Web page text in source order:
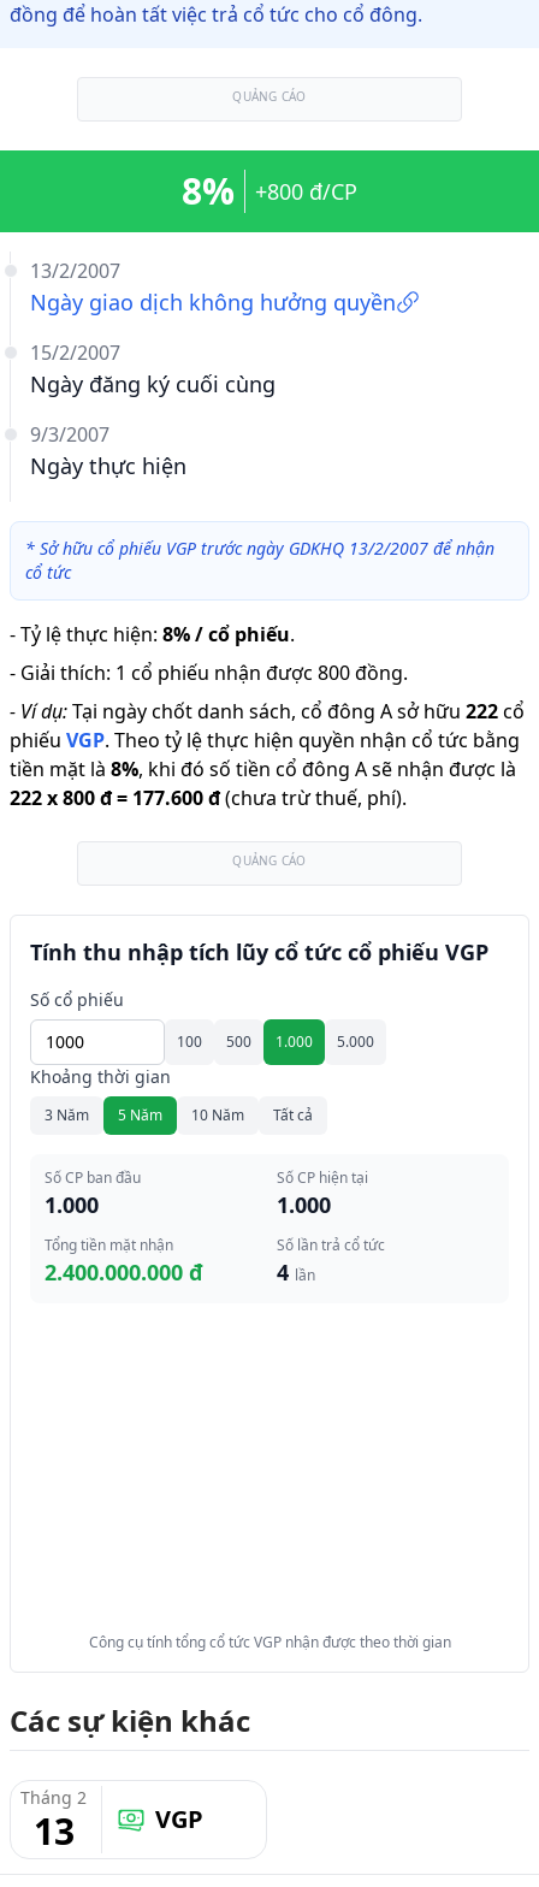
đồng để hoàn tất việc trả cổ tức cho cổ đông.
QUẢNG CÁO
13/2/2007
Ngày giao dịch không hưởng quyền
15/2/2007
Ngày đăng ký cuối cùng
9/3/2007
Ngày thực hiện
8% +800 đ/CP
* Sở hữu cổ phiếu VGP trước ngày GDKHQ 13/2/2007 để nhận
cổ tức
-Tỷ lệ thực hiện: 8% / cổ phiếu.
- Giải thích: 1 cổ phiếu nhận được 800 đồng.
- Ví dụ:Tại ngày chốt danh sách, cổ đông A sở hữu 222cổ
phiếu VGP. Theo tỷ lệ thực hiện quyền nhận cổ tức bằng
tiền mặt là 8%, khi đó số tiền cổ đông A sẽ nhận được là
222x800 đ= 177.600 đ(chưa trừ thuế, phí).
QUẢNG CÁO
Tính thu nhập tích lũy cổ tức cổ phiếu VGP
Số cổ phiếu
100 500 1.000 5.000
Khoảng thời gian
3 Năm 5 Năm 10 Năm Tất cả
Số CP ban đầu
1.000
Số CP hiện tại
1.000
Tổng tiền mặt nhận
2.400.000.000 đ
Số lần trả cổ tức
4 lần
Công cụ tính tổng cổ tức VGP nhận được theo thời gian
Các sự kiện khác
Tháng 2
13 VGP